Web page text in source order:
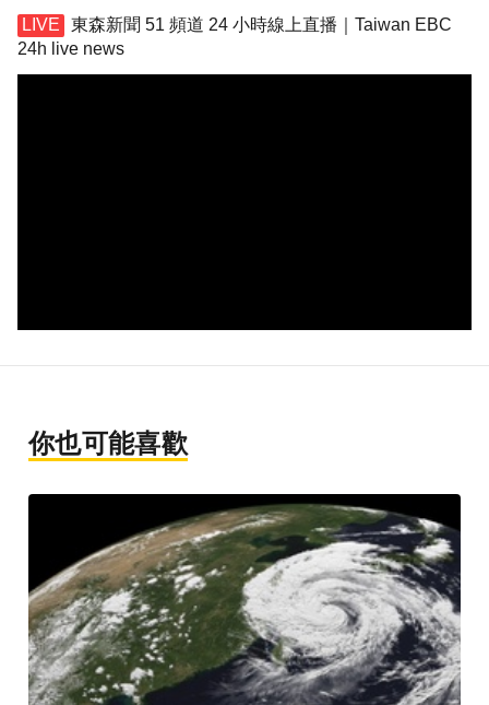
東森新聞 51 頻道 24 小時線上直播｜Taiwan EBC
24h live news
你也可能喜歡